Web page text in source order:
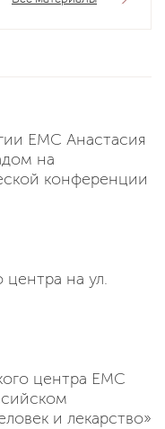
EMC Анастасия
на
конференции
на ул.
центра EMC
и лекарство»